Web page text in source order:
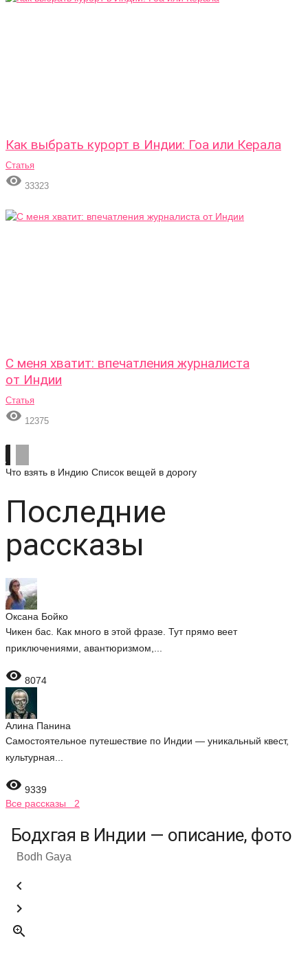
Как выбрать курорт в Индии: Гоа или Керала
Статья
 33323
С меня хватит: впечатления журналиста
от Индии
Статья
 12375
Что взять в Индию Список вещей в дорогу
Последние
рассказы
Оксана Бойко
Чикен бас. Как много в этой фразе. Тут прямо веет
приключениями, авантюризмом,...
 8074
Алина Панина
Самостоятельное путешествие по Индии — уникальный квест,
культурная...
 9339
Все рассказы 2
Бодхгая в Индии — описание, фото
Bodh Gaya


